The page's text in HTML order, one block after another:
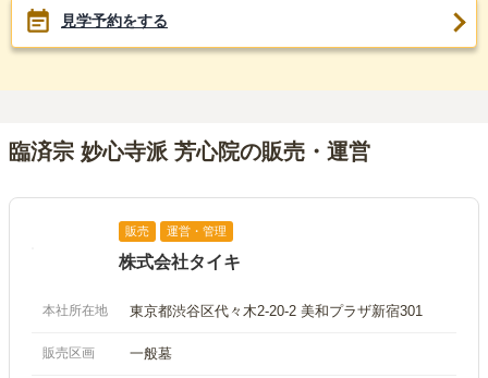
見学予約をする
臨済宗 妙心寺派 芳心院の販売・運営
販売 運営・管理
株式会社タイキ
本社所在地 東京都渋谷区代々木2-20-2 美和プラザ新宿301
販売区画 一般墓